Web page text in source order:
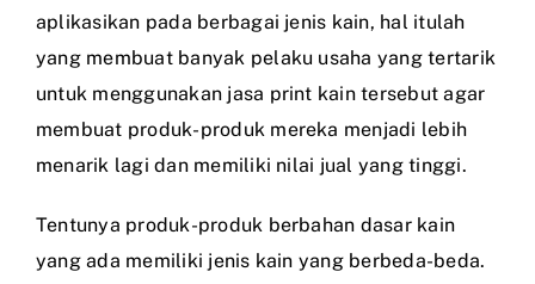
aplikasikan pada berbagai jenis kain, hal itulah
yang membuat banyak pelaku usaha yang tertarik
untuk menggunakan jasa print kain tersebut agar
membuat produk-produk mereka menjadi lebih
menarik lagi dan memiliki nilai jual yang tinggi.
Tentunya produk-produk berbahan dasar kain
yang ada memiliki jenis kain yang berbeda-beda.